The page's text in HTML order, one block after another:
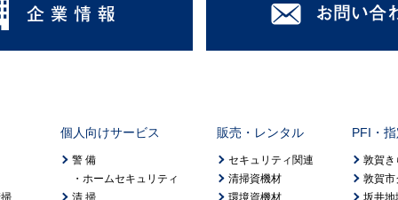
個人向けサービス
警 備
ホームセキュリティ
清 掃
販売・レンタル
セキュリティ関連
清掃資機材
環境資機材
PFI・
敦賀き
敦賀市
坂井地